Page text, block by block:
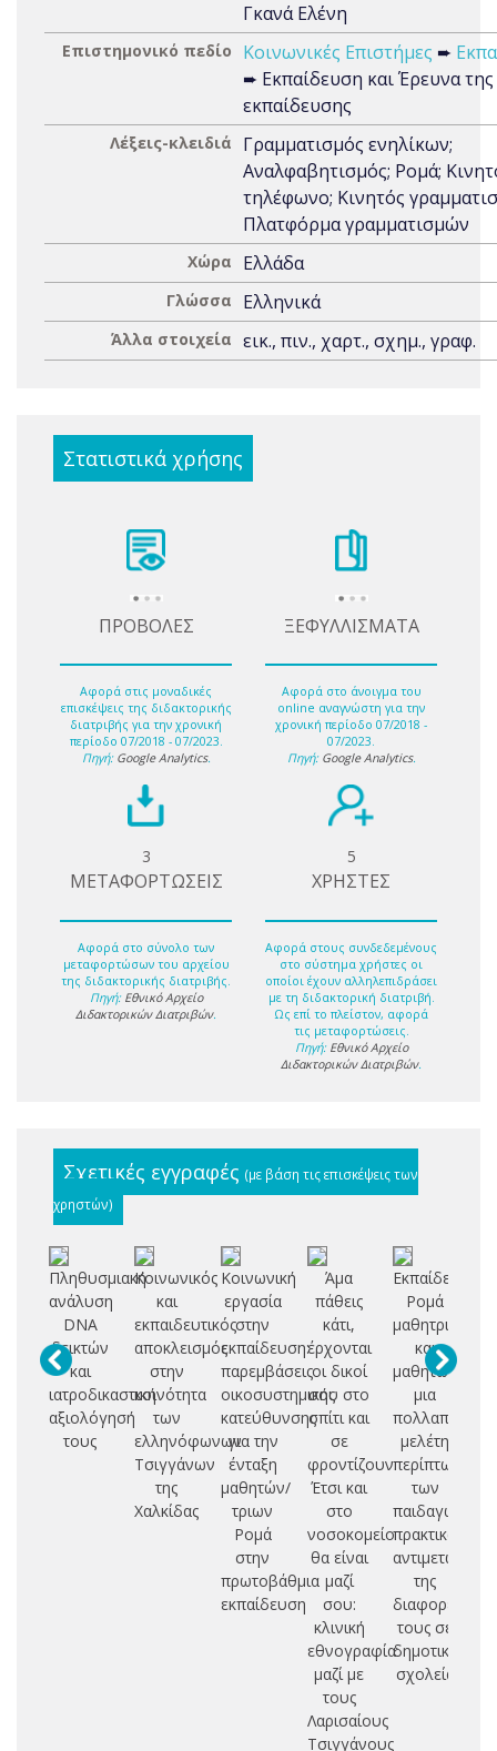
Γκανά Ελένη
Επιστημονικό πεδίο Κοινωνικές Επιστήμες ➨
➨ Εκπαίδευση και Έρευνα της
εκπαίδευσης
Λέξεις-κλειδιά
Γραμματισμός ενηλίκων;
Αναλφαβητισμός; Ρομά;
τηλέφωνο; Κινητός
Πλατφόρμα γραμματισμών
Χώρα Ελλάδα
Γλώσσα Ελληνικά
Άλλα στοιχεία εικ., πιν., χαρτ., σχημ., γραφ.
Στατιστικά χρήσης
ΠΡΟΒΟΛΕΣ
Αφορά στις μοναδικές
επισκέψεις της διδακτορικής
διατριβής για την χρονική
περίοδο 07/2018 - 07/2023.
Πηγή: Google Analytics.
ΞΕΦΥΛΛΙΣΜΑΤΑ
Αφορά στο άνοιγμα του
online αναγνώστη για την
χρονική περίοδο 07/2018 -
07/2023.
Πηγή: Google Analytics.
3
ΜΕΤΑΦΟΡΤΩΣΕΙΣ
Αφορά στο σύνολο των
μεταφορτώσων του αρχείου
της διδακτορικής διατριβής.
Πηγή: Εθνικό Αρχείο
Διδακτορικών Διατριβών.
5
ΧΡΗΣΤΕΣ
Αφορά στους συνδεδεμένους
στο σύστημα χρήστες οι
οποίοι έχουν αλληλεπιδράσει
με τη διδακτορική διατριβή.
Ως επί το πλείστον, αφορά
τις μεταφορτώσεις.
Πηγή: Εθνικό Αρχείο
Διδακτορικών Διατριβών.
Σχετικές εγγραφές (με βάση τις επισκέψεις των
χρηστών)
Πληθυσμιακή
ανάλυση
DNA
δεικτών
και
ιατροδικαστική
αξιολόγησή
τους
Κοινωνικός
και
εκπαιδευτικός
αποκλεισμός
στην
κοινότητα
των
ελληνόφωνων
Τσιγγάνων
της
Χαλκίδας
Κοινωνική
εργασία
στην
εκπαίδευση:
παρεμβάσεις
οικοσυστημικής
κατεύθυνσης
για την
ένταξη
μαθητών/
τριων
Ρομά
στην
πρωτοβάθμια
εκπαίδευση
Άμα
πάθεις
κάτι,
έρχονται
οι δικοί
σου στο
σπίτι και
σε
φροντίζουν.
Έτσι και
στο
νοσοκομείο
θα είναι
μαζί
σου:
κλινική
εθνογραφία
μαζί με
τους
Λαρισαίους
Τσιγγάνους
Εκπαίδευση
Ρομά
μαθητριών
και
μαθητών:
μια
πολλαπλή
μελέτη
περίπτωσης
των
πρακτικών
αντιμετώπισης
της
τους σε
δημοτικά
σχολεία